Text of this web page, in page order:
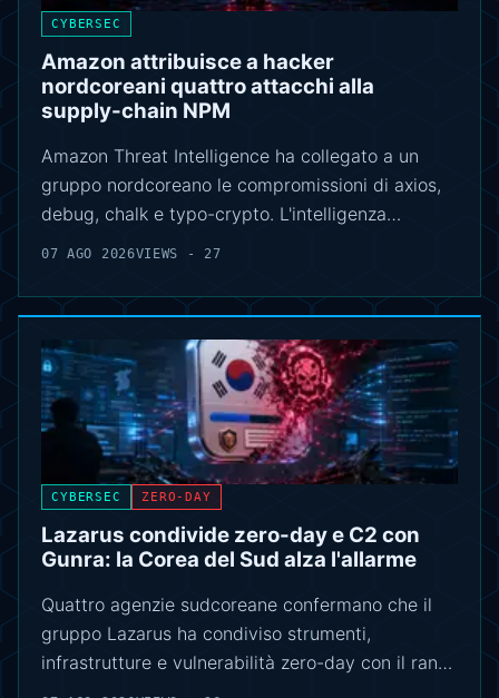
CYBERSEC
Amazon attribuisce a hacker
nordcoreani quattro attacchi alla
supply-chain NPM
Amazon Threat Intelligence ha collegato a un
gruppo nordcoreano le compromissioni di axios,
debug, chalk e typo-crypto. L'intelligenza…
07 AGO 2026VIEWS - 27
CYBERSEC ZERO-DAY
Lazarus condivide zero-day e C2 con
Gunra: la Corea del Sud alza l'allarme
Quattro agenzie sudcoreane confermano che il
gruppo Lazarus ha condiviso strumenti,
infrastrutture e vulnerabilità zero-day con il ran…